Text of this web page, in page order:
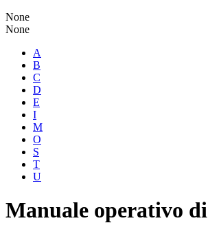
None
None
A
B
C
D
E
I
M
O
S
T
U
Manuale operativo